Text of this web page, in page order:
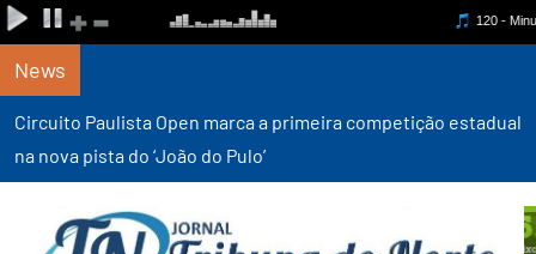
News
Circuito Paulista Open marca a primeira competição estadual
na nova pista do ‘João do Pulo’